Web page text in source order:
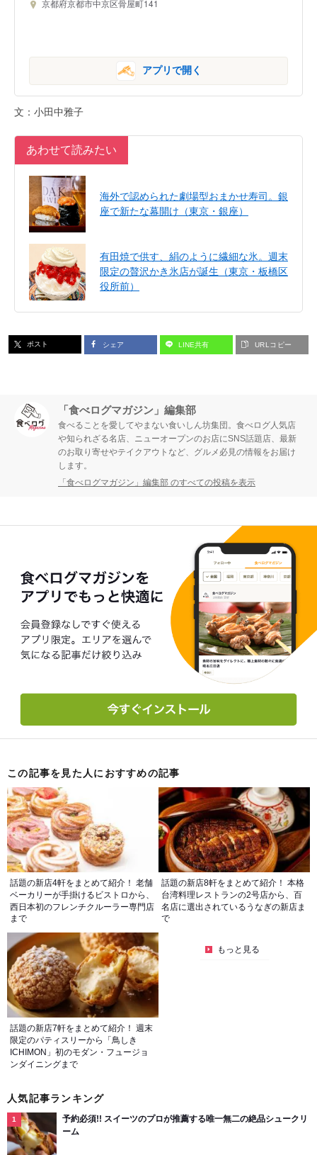
京都府京都市中京区骨屋町141
アプリで開く
文：小田中雅子
あわせて読みたい
海外で認められた劇場型おまかせ寿司。銀
座で新たな幕開け（東京・銀座）
有田焼で供す、絹のように繊細な氷。週末
限定の贅沢かき氷店が誕生（東京・板橋区
役所前）
ポスト シェア LINE共有 URLコピー
「食べログマガジン」編集部
食べることを愛してやまない食いしん坊集団。食べログ人気店
や知られざる名店、ニューオープンのお店にSNS話題店、最新
のお取り寄せやテイクアウトなど、グルメ必見の情報をお届け
します。
「食べログマガジン」編集部 のすべての投稿を表示
この記事を見た人におすすめの記事
話題の新店4軒をまとめて紹介！ 老舗
ベーカリーが手掛けるビストロから、
西日本初のフレンチクルーラー専門店
まで
話題の新店8軒をまとめて紹介！ 本格
台湾料理レストランの2号店から、百
名店に選出されているうなぎの新店ま
で
話題の新店7軒をまとめて紹介！ 週末
限定のパティスリーから「鳥しき
ICHIMON」初のモダン・フュージョ
ンダイニングまで
もっと見る
人気記事ランキング
予約必須!! スイーツのプロが推薦する唯一無二の絶品シュークリ
ーム